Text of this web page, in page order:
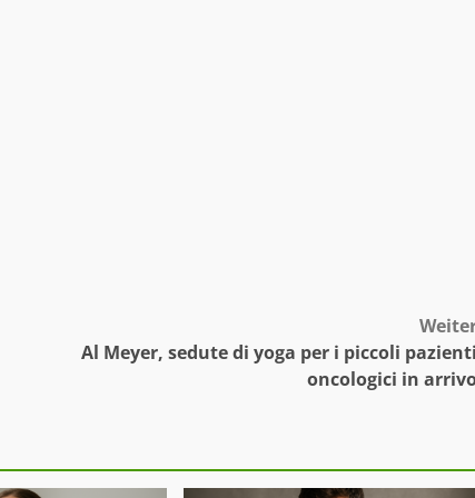
Al Meyer, sedute di yoga per i piccoli pazienti
oncologici in